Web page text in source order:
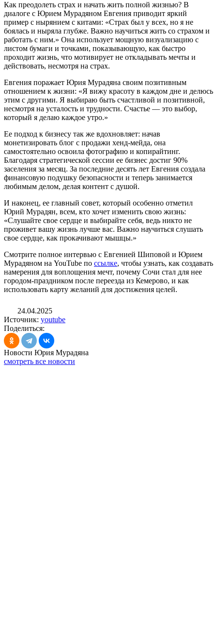
Как преодолеть страх и начать жить полной жизнью? В
диалоге с Юрием Мурадяном Евгения приводит яркий
пример с нырянием с китами: «Страх был у всех, но я не
боялась и ныряла глубже. Важно научиться жить со страхом и
работать с ним.» Она использует мощную визуализацию с
листом бумаги и точками, показывающую, как быстро
проходит жизнь, что мотивирует не откладывать мечты и
действовать, несмотря на страх.
Евгения поражает Юрия Мурадяна своим позитивным
отношением к жизни: «Я вижу красоту в каждом дне и делюсь
этим с другими. Я выбираю быть счастливой и позитивной,
несмотря на усталость и трудности. Счастье — это выбор,
который я делаю каждое утро.»
Ее подход к бизнесу так же вдохновляет: начав
монетизировать блог с продажи хенд-мейда, она
самостоятельно освоила фотографию и копирайтинг.
Благодаря стратегической сессии ее бизнес достиг 90%
заселения за месяц. За последние десять лет Евгения создала
финансовую подушку безопасности и теперь занимается
любимым делом, делая контент с душой.
И наконец, ее главный совет, который особенно отметил
Юрий Мурадян, всем, кто хочет изменить свою жизнь:
«Слушайте свое сердце и выбирайте себя, ведь никто не
проживет вашу жизнь лучше вас. Важно научиться слушать
свое сердце, как прокачивают мышцы.»
Смотрите полное интервью с Евгенией Шиповой и Юрием
Мурадяном на YouTube по ссылке, чтобы узнать, как создавать
намерения для воплощения мечт, почему Сочи стал для нее
городом-праздником после переезда из Кемерово, и как
использовать карту желаний для достижения целей.
24.04.2025
Источник: youtube
Поделиться:
Новости Юрия Мурадяна
смотреть все новости